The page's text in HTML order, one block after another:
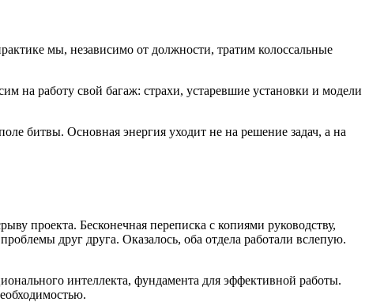
мы, независимо от должности, тратим колоссальные
на работу свой багаж: страхи, устаревшие установки и модели
битвы. Основная энергия уходит не на решение задач, а на
проекта. Бесконечная переписка с копиями руководству,
друг друга. Оказалось, оба отдела работали вслепую.
интеллекта, фундамента для эффективной работы.